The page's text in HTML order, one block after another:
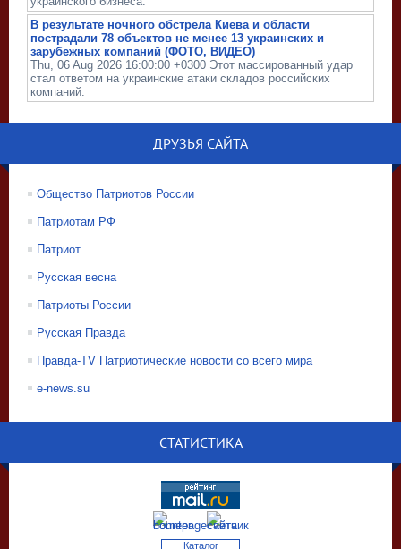
В результате ночного обстрела Киева и области
пострадали 78 объектов не менее 13 украинских и
зарубежных компаний (ФОТО, ВИДЕО)
Thu, 06 Aug 2026 16:00:00 +0300 Этот массированный удар
стал ответом на украинские атаки складов российских
компаний.
ДРУЗЬЯ САЙТА
Общество Патриотов России
Патриотам РФ
Патриот
Русская весна
Патриоты России
Русская Правда
Правда-TV Патриотические новости со всего мира
e-news.su
СТАТИСТИКА
Каталог